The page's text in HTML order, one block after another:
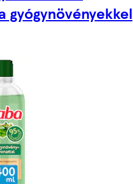
gyógynövényekkel